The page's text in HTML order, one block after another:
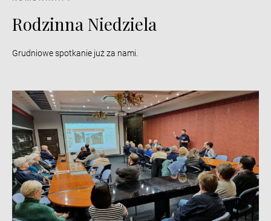
Rodzinna Niedziela
Grudniowe spotkanie już za nami.